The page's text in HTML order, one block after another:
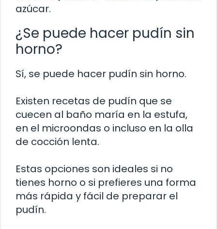
azúcar.
¿Se puede hacer pudín sin
horno?
Sí, se puede hacer pudín sin horno.
Existen recetas de pudín que se
cuecen al baño maría en la estufa,
en el microondas o incluso en la olla
de cocción lenta.
Estas opciones son ideales si no
tienes horno o si prefieres una forma
más rápida y fácil de preparar el
pudín.